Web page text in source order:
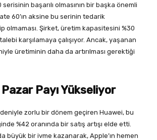
başarılı olmasının bir başka önemli
60’ın aksine bu serinin tedarik
olmaması. Şirket, üretim kapasitesini %30
karşılamaya çalışıyor. Ancak, yaşanan
üretiminin daha da artırılması gerektiği
Payı Yükseliyor
zorlu bir dönem geçiren Huawei, bu
%42 oranında bir satış artışı elde etti.
büyük bir ivme kazanarak, Apple’ın hemen